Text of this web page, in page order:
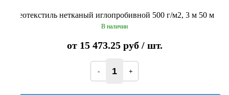
Геотекстиль нетканый иглопробивной 500 г/м2, 3 м 50 м
В наличии
от 15 473.25 руб/ шт.